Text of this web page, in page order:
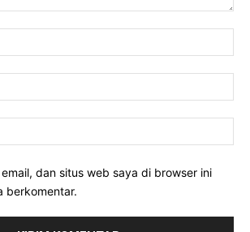
dan situs web saya di browser ini
berkomentar.